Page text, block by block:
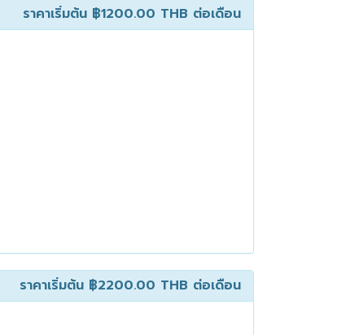
ราคาเริ่มต้น ฿1200.00 THB ต่อเดือน
ราคาเริ่มต้น ฿2200.00 THB ต่อเดือน